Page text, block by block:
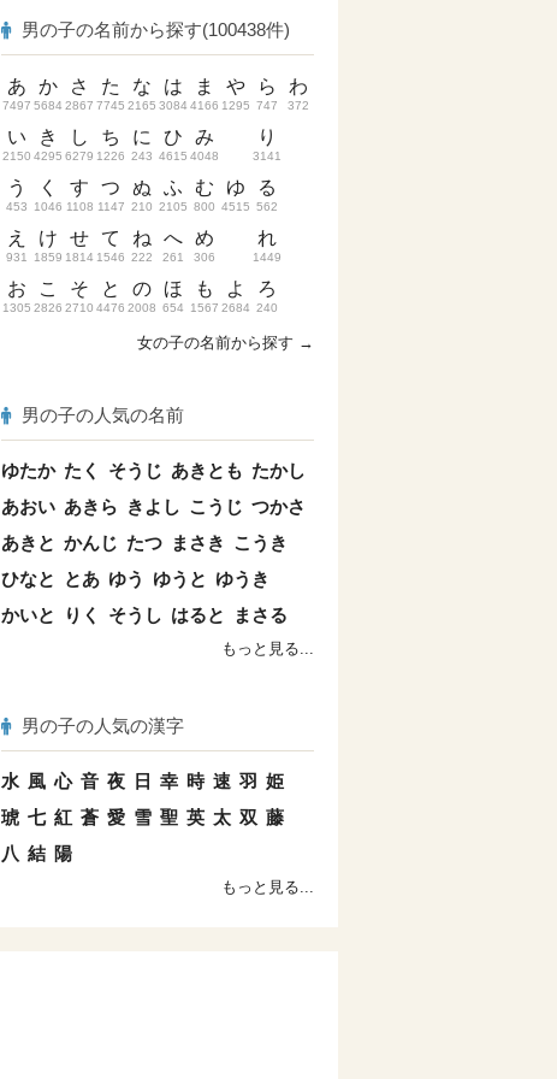
男の子の名前から探す(100438件)
あ
7497
い
2150
う
453
え
931
お
1305
か
5684
き
4295
く
1046
け
1859
こ
2826
さ
2867
し
6279
す
1108
せ
1814
そ
2710
た
7745
ち
1226
つ
1147
て
1546
と
4476
な
2165
に
243
ぬ
210
ね
222
の
2008
は
3084
ひ
4615
ふ
2105
へ
261
ほ
654
ま
4166
み
4048
む
800
め
306
も
1567
や
1295
ゆ
4515
よ
2684
ら
747
り
3141
る
562
れ
1449
ろ
240
わ
372
女の子の名前から探す →
男の子の人気の名前
ゆたか たく そうじ あきとも たかし
あおい あきら きよし こうじ つかさ
あきと かんじ たつ まさき こうき
ひなと
とあ ゆう ゆうと ゆうき
かいと
りく そうし はると まさる
もっと見る...
男の子の人気の漢字
水 風 心 音 夜 日 幸 時 速 羽 姫
琥 七 紅 蒼 愛 雪 聖 英 太 双 藤
八 結 陽
もっと見る...